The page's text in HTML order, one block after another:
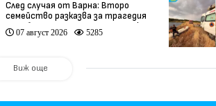
След случая от Варна: Второ
семейство разказва за трагедия
след бременност при същия лекар
(видео)
07 август 2026 5285
Виж още